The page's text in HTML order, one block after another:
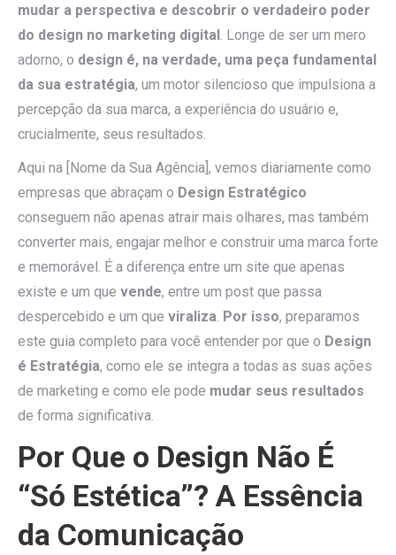
mudar a perspectiva e descobrir o verdadeiro poder
do design no marketing digital. Longe de ser um mero
adorno, o design é, na verdade, uma peça fundamental
da sua estratégia, um motor silencioso que impulsiona a
percepção da sua marca, a experiência do usuário e,
crucialmente, seus resultados.
Aqui na [Nome da Sua Agência], vemos diariamente como
empresas que abraçam o Design Estratégico
conseguem não apenas atrair mais olhares, mas também
converter mais, engajar melhor e construir uma marca forte
e memorável. É a diferença entre um site que apenas
existe e um que vende, entre um post que passa
despercebido e um que viraliza. Por isso, preparamos
este guia completo para você entender por que o Design
é Estratégia, como ele se integra a todas as suas ações
de marketing e como ele pode mudar seus resultados
de forma significativa.
Por Que o Design Não É
“Só Estética”? A Essência
da Comunicação